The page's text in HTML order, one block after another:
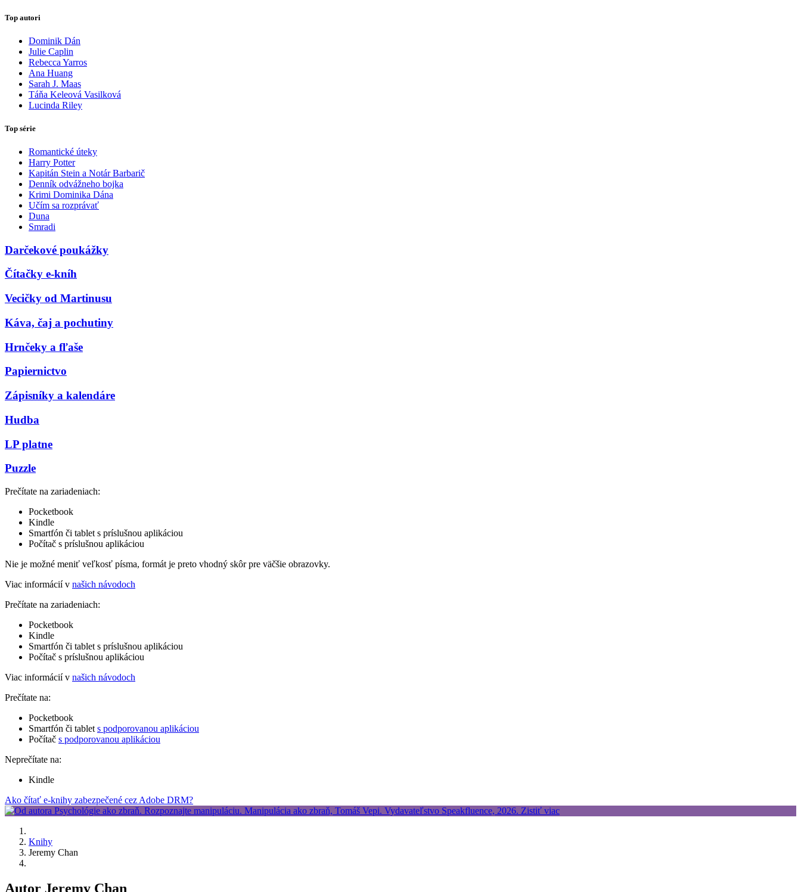
Top autori
Dominik Dán
Julie Caplin
Rebecca Yarros
Ana Huang
Sarah J. Maas
Táňa Keleová Vasilková
Lucinda Riley
Top série
Romantické úteky
Harry Potter
Kapitán Stein a Notár Barbarič
Denník odvážneho bojka
Krimi Dominika Dána
Učím sa rozprávať
Duna
Smradi
Darčekové poukážky
Čítačky e-kníh
Vecičky od Martinusu
Káva, čaj a pochutiny
Hrnčeky a fľaše
Papiernictvo
Zápisníky a kalendáre
Hudba
LP platne
Puzzle
Prečítate na zariadeniach:
Pocketbook
Kindle
Smartfón či tablet s príslušnou aplikáciou
Počítač s príslušnou aplikáciou
Nie je možné meniť veľkosť písma, formát je preto vhodný skôr pre väčšie obrazovky.
Viac informácií v našich návodoch
Prečítate na zariadeniach:
Pocketbook
Kindle
Smartfón či tablet s príslušnou aplikáciou
Počítač s príslušnou aplikáciou
Viac informácií v našich návodoch
Prečítate na:
Pocketbook
Smartfón či tablet s podporovanou aplikáciou
Počítač s podporovanou aplikáciou
Neprečítate na:
Kindle
Ako čítať e-knihy zabezpečené cez Adobe DRM?
Knihy
Jeremy Chan
Autor Jeremy Chan